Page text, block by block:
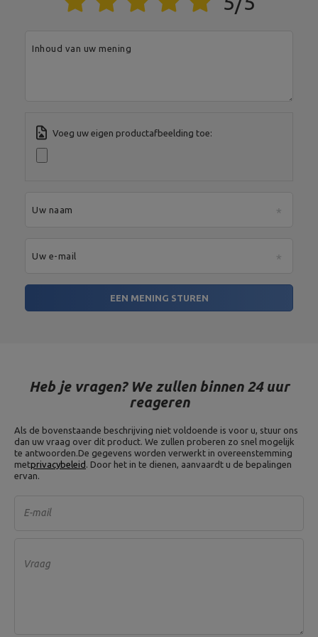
Je e-mailadres:
Inhoud van uw mening
Voeg uw eigen productafbeelding toe:
Uw naam
Uw e-mail
EEN MENING STUREN
Heb je vragen? We zullen binnen 24 uur
reageren
Als de bovenstaande beschrijving niet voldoende is voor u, stuur ons
dan uw vraag over dit product. We zullen proberen zo snel mogelijk
te antwoorden.De gegevens worden verwerkt in overeenstemming
metprivacybeleid . Door het in te dienen, aanvaardt u de bepalingen
ervan.
E-mail
Vraag